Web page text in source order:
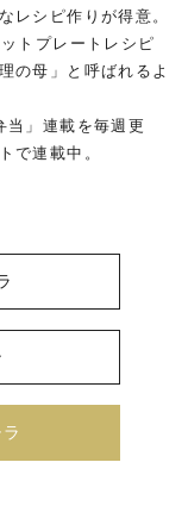
レシピ作りが得意。
トプレートレシピ
の母」と呼ばれるよ
当」連載を毎週更
で連載中。